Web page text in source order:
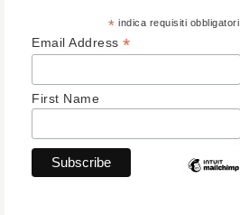
* indica requisiti obbligatori
Email Address *
First Name